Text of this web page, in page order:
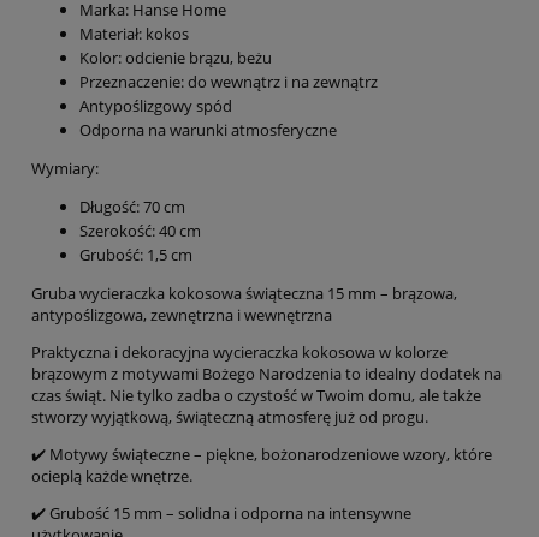
Marka: Hanse Home
Materiał: kokos
Kolor: odcienie brązu, beżu
Przeznaczenie: do wewnątrz i na zewnątrz
Antypoślizgowy spód
Odporna na warunki atmosferyczne
Wymiary:
Długość: 70 cm
Szerokość: 40 cm
Grubość: 1,5 cm
Gruba wycieraczka kokosowa świąteczna 15 mm – brązowa,
antypoślizgowa, zewnętrzna i wewnętrzna
Praktyczna i dekoracyjna wycieraczka kokosowa w kolorze
brązowym z motywami Bożego Narodzenia to idealny dodatek na
czas świąt. Nie tylko zadba o czystość w Twoim domu, ale także
stworzy wyjątkową, świąteczną atmosferę już od progu.
✔️ Motywy świąteczne – piękne, bożonarodzeniowe wzory, które
ocieplą każde wnętrze.
✔️ Grubość 15 mm – solidna i odporna na intensywne